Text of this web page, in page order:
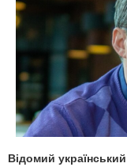
Відомий